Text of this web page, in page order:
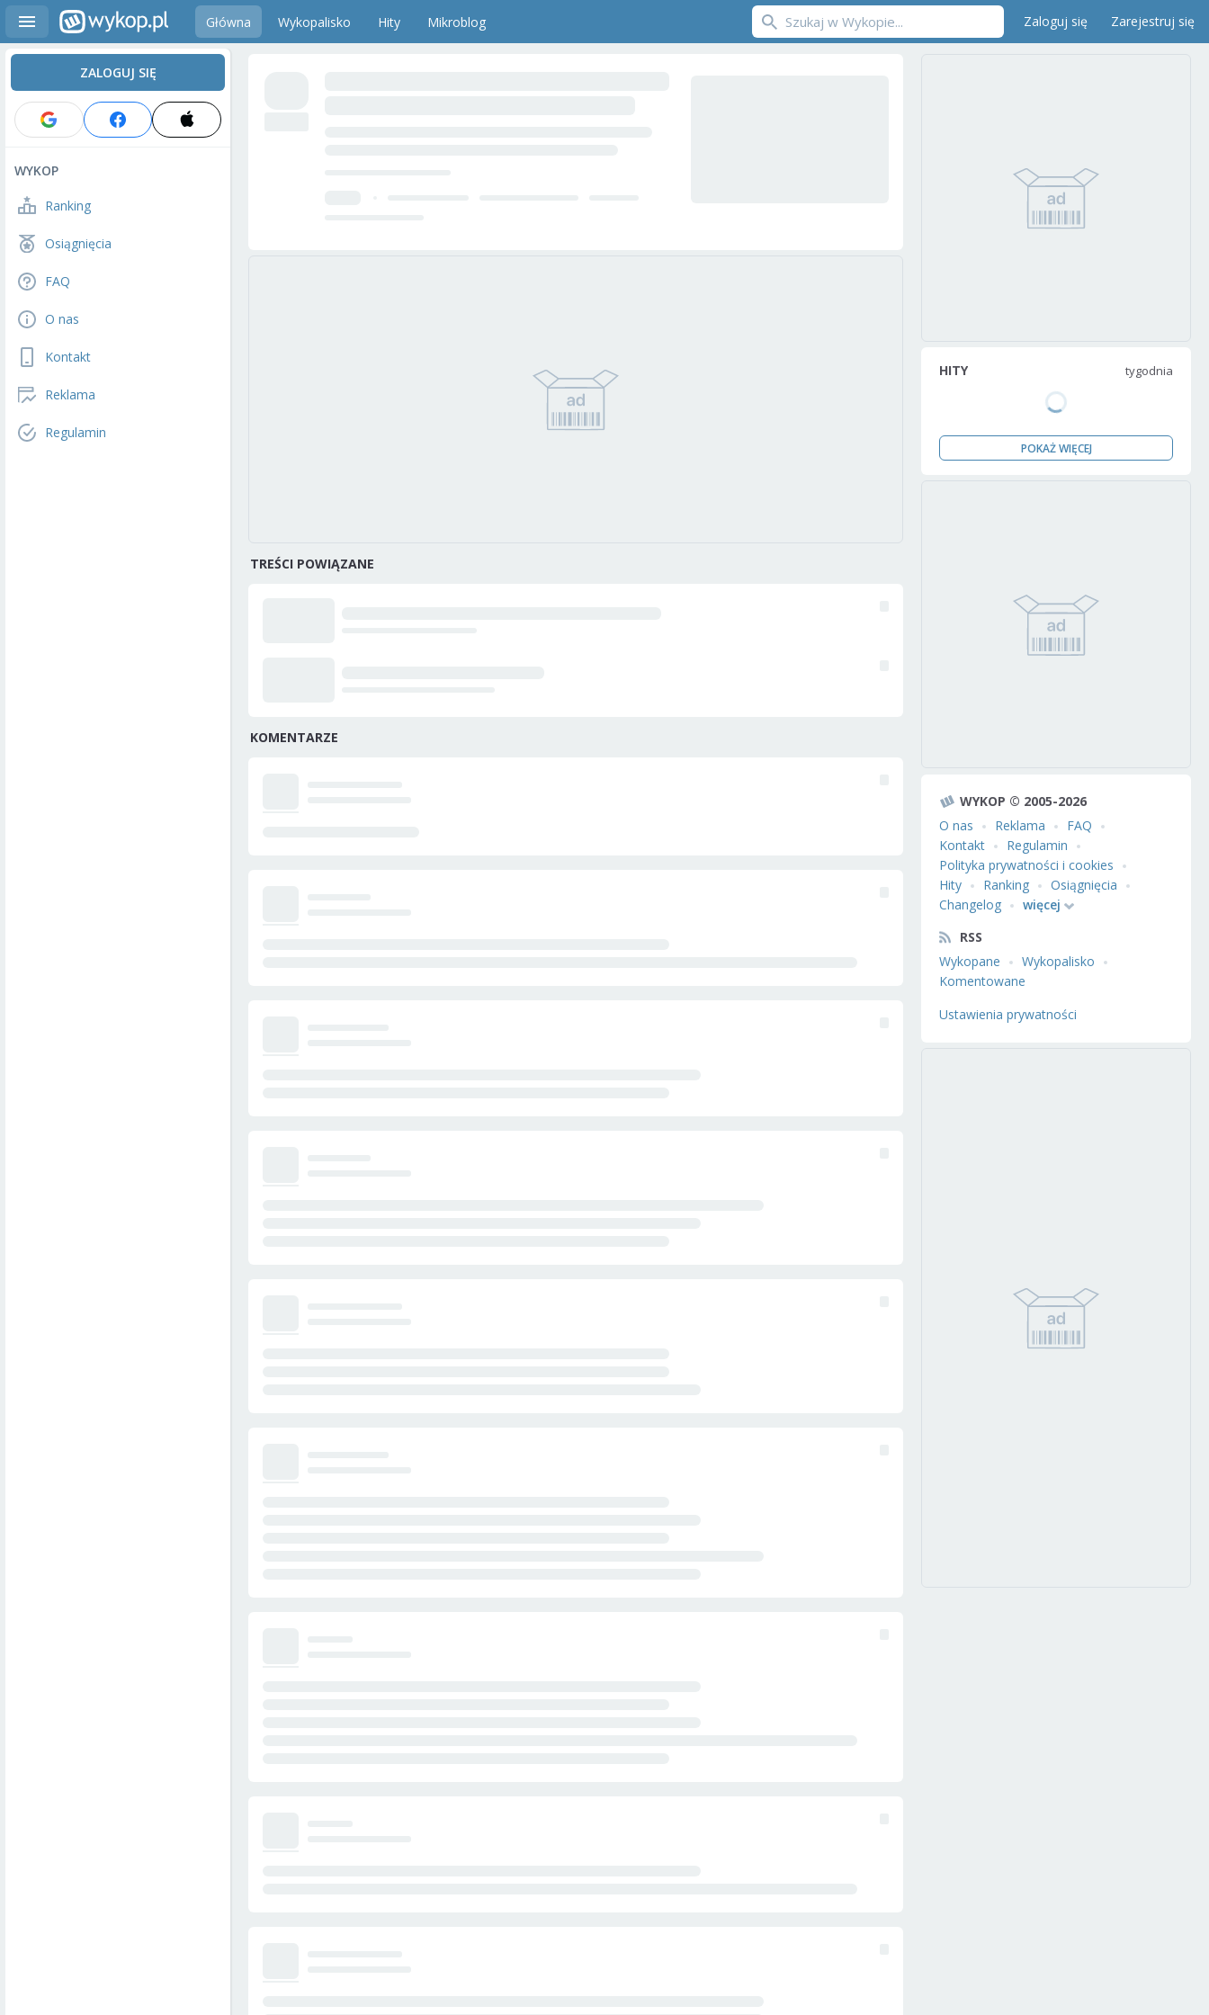
Główna Wykopalisko Hity Mikroblog Zaloguj się Zarejestruj się
ZALOGUJ SIĘ
WYKOP
Ranking
Osiągnięcia
FAQ
O nas
Kontakt
Reklama
Regulamin
TREŚCI POWIĄZANE
KOMENTARZE
HITY tygodnia
POKAŻ WIĘCEJ
WYKOP © 2005-2026
O nas
Reklama
FAQ
Kontakt
Regulamin
Polityka prywatności i cookies
Hity
Ranking
Osiągnięcia
Changelog
więcej
RSS
Wykopane
Wykopalisko
Komentowane
Ustawienia prywatności